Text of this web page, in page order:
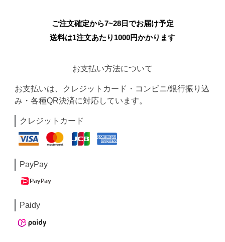
ご注文確定から7~28日でお届け予定
送料は1注文あたり 1000円かかります
お支払い方法について
お支払いは、クレジットカード・コンビニ/銀行振り込
み・各種QR決済に対応しています。
クレジットカード
PayPay
Paidy